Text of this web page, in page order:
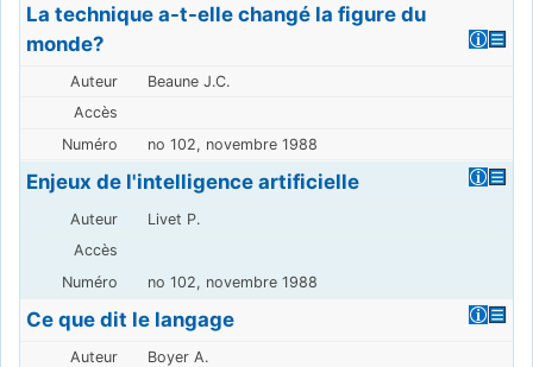
La technique a-t-elle changé la figure du
monde?
Beaune J.C.
no 102, novembre 1988
Enjeux de l'intelligence artificielle
Livet P.
no 102, novembre 1988
Ce que dit le langage
Boyer A.